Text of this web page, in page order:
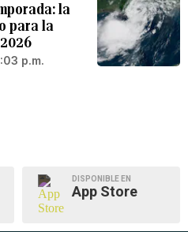
la
para la
p.m.
DISPONIBLE EN
App Store